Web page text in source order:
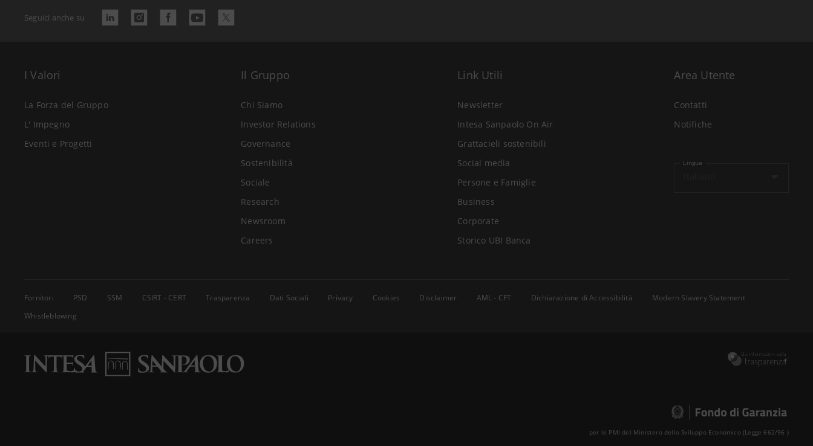
Seguici anche su
I Valori
La Forza del Gruppo
L' Impegno
Eventi e Progetti
Il Gruppo
Chi Siamo
Investor Relations
Governance
Sostenibilità
Sociale
Research
Newsroom
Careers
Link Utili
Newsletter
Intesa Sanpaolo On Air
Grattacieli sostenibili
Social media
Persone e Famiglie
Business
Corporate
Storico UBI Banca
Area Utente
Contatti
Notifiche
Lingua
Fornitori PSD SSM CSIRT - CERT Trasparenza Dati Sociali Privacy Cookies Disclaimer AML - CFT Dichiarazione di Accessibilità
Modern Slavery Statement
Whistleblowing
per le PMI del Ministero dello Sviluppo Economico (Legge 662/96 )